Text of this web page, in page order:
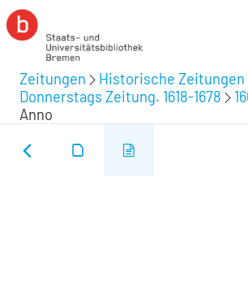
Zeitungen Historische Zeitungen
Donnerstags Zeitung. 1618-1678
Anno